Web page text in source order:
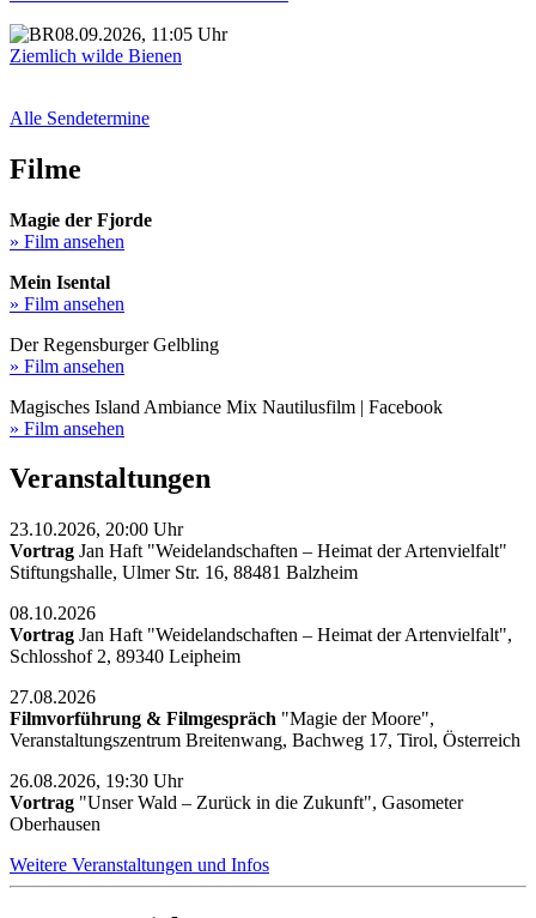
08.09.2026, 11:05 Uhr
Ziemlich wilde Bienen
Alle Sendetermine
Filme
Magie der Fjorde
» Film ansehen
Mein Isental
» Film ansehen
Der Regensburger Gelbling
» Film ansehen
Magisches Island Ambiance Mix Nautilusfilm | Facebook
» Film ansehen
Veranstaltungen
23.10.2026, 20:00 Uhr
Vortrag Jan Haft "Weidelandschaften – Heimat der Artenvielfalt"
Stiftungshalle, Ulmer Str. 16, 88481 Balzheim
08.10.2026
Vortrag Jan Haft "Weidelandschaften – Heimat der Artenvielfalt",
Schlosshof 2, 89340 Leipheim
27.08.2026
Filmvorführung & Filmgespräch "Magie der Moore",
Veranstaltungszentrum Breitenwang, Bachweg 17, Tirol, Österreich
26.08.2026, 19:30 Uhr
Vortrag "Unser Wald – Zurück in die Zukunft", Gasometer
Oberhausen
Weitere Veranstaltungen und Infos